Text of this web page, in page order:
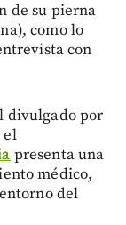
de su pierna
como lo
con
divulgado por
el
presenta una
médico,
del